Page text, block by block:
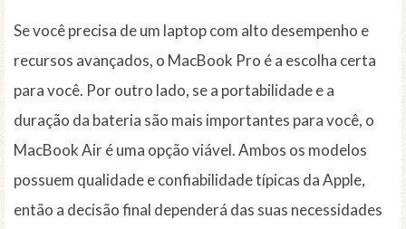
Se você precisa de um laptop com alto desempenho e
recursos avançados, o MacBook Pro é a escolha certa
para você. Por outro lado, se a portabilidade e a
duração da bateria são mais importantes para você, o
MacBook Air é uma opção viável. Ambos os modelos
possuem qualidade e confiabilidade típicas da Apple,
então a decisão final dependerá das suas necessidades